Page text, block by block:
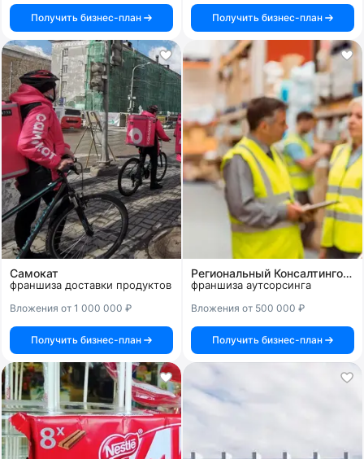
Получить бизнес-план Получить бизнес-план
Самокат
франшиза доставки продуктов
Вложения от 1 000 000 ₽
Получить бизнес-план
Региональный Консалтинговый Центр
франшиза аутсорсинга
Вложения от 500 000 ₽
Получить бизнес-план